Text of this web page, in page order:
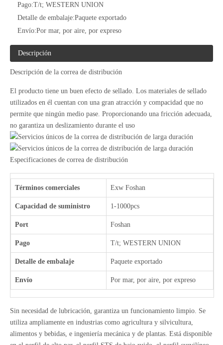
Pago:T/t; WESTERN UNION
Detalle de embalaje:Paquete exportado
Envío:Por mar, por aire, por expreso
Descripción
Descripción de la correa de distribución
El producto tiene un buen efecto de sellado. Los materiales de sellado
utilizados en él cuentan con una gran atracción y compacidad que no
permite que ningún medio pase. Proporcionando una fricción adecuada,
no garantiza un deslizamiento durante el uso
Especificaciones de correa de distribución
Términos comerciales Exw Foshan
Capacidad de suministro 1-1000pcs
Port Foshan
Pago T/t; WESTERN UNION
Detalle de embalaje Paquete exportado
Envío Por mar, por aire, por expreso
Sin necesidad de lubricación, garantiza un funcionamiento limpio. Se
utiliza ampliamente en industrias como agricultura y silvicultura,
alimentos y bebidas, e ingeniería mecánica y de plantas. Está disponible